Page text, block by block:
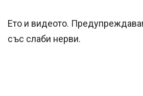
Ето и видеото.
със слаби нерви.